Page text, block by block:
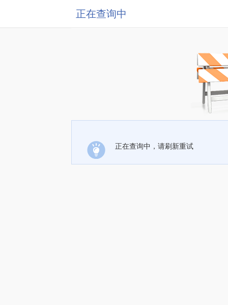
正在查询中
正在查询中，请刷新重试